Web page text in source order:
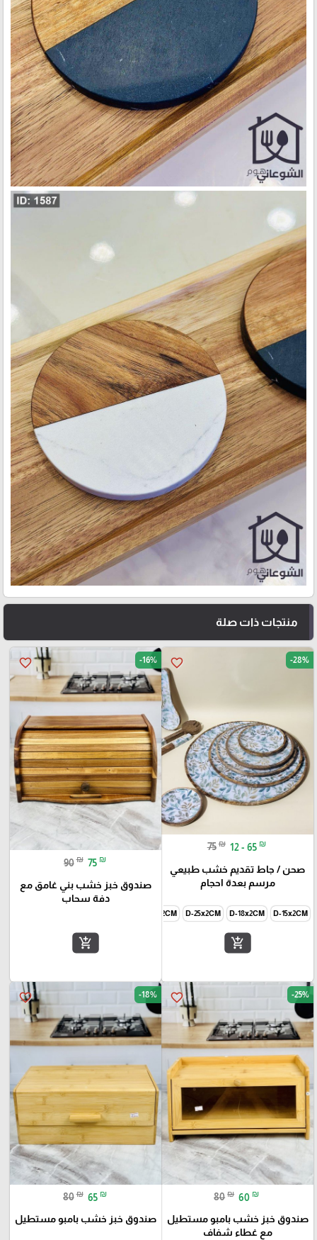
منتجات ذات صلة
favorite_border -28%
75 ₪ 12 - 65 ₪
صحن / جاط تقديم خشب طبيعي
مرسم بعدة احجام
D-15x2CM
D-18x2CM
D-25x2CM
D-30x2CM
add_shopping_cart
favorite_border -16%
90 ₪ 75 ₪
صندوق خبز خشب بني غامق مع
دفة سحاب
add_shopping_cart
favorite_border -25%
80 ₪ 60 ₪
صندوق خبز خشب بامبو مستطيل
مع غطاء شفاف
favorite_border -18%
80 ₪ 65 ₪
صندوق خبز خشب بامبو مستطيل